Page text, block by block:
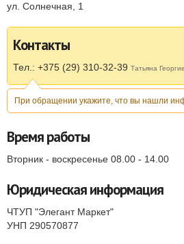
ул. Солнечная, 1
Контакты
Тел.: +375 (29) 310-32-39 Татьяна
При обращении укажите, что вы нашли
Время работы
Вторник - воскресенье 08.00 - 14.00
Юридическая информация
ЧТУП "Элегант Маркет"
УНП 290570877